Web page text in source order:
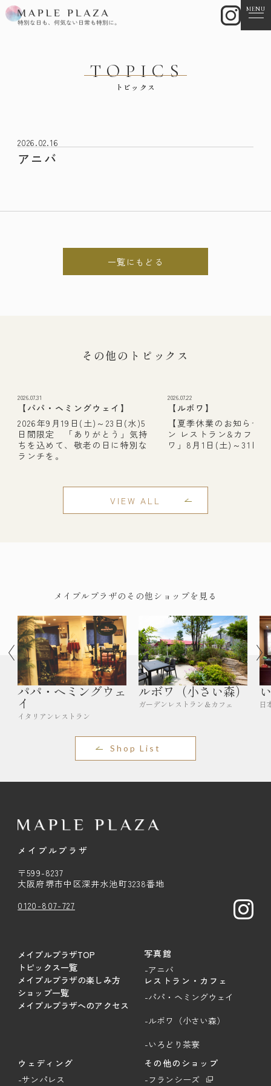
MENU
トピックス
TOPICS
アニバ
2026.02.16
一覧にもどる
その他のトピックス
2026年9月19日(土)～23日(水)5
日間限定 「ありがとう」気持
ちを込めて、敬老の日に特別な
ランチを。
【パパ・ヘミングウェイ】
2026.07.31
【夏季休業のお知らせ
ン レストラン&カフェ
ワ」8月1日(土)～31日(
【ルボワ】
2026.07.22
VIEW ALL
メイプルプラザのその他ショップを見る
パパ・ヘミングウェ
イ
イタリアンレストラン
ルボワ（小さい森）
ガーデンレストラン＆カフェ 日
Shop List
メイプルプラザ
〒599-8237
大阪府堺市中区深井水池町3238番地
0120-807-727
メイプルプラザTOP
トピックス一覧
メイプルプラザの楽しみ方
ショップ一覧
メイプルプラザへのアクセス
写真館
-アニバ
レストラン・カフェ
-パパ・ヘミングウェイ
-ルボワ（小さい森）
-いろどり茶寮
ウェディング
-サンパレス
その他のショップ
-フランシーズ